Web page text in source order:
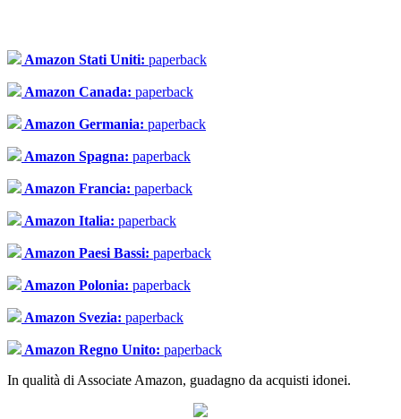
Amazon Stati Uniti: paperback
Amazon Canada: paperback
Amazon Germania: paperback
Amazon Spagna: paperback
Amazon Francia: paperback
Amazon Italia: paperback
Amazon Paesi Bassi: paperback
Amazon Polonia: paperback
Amazon Svezia: paperback
Amazon Regno Unito: paperback
In qualità di Associate Amazon, guadagno da acquisti idonei.